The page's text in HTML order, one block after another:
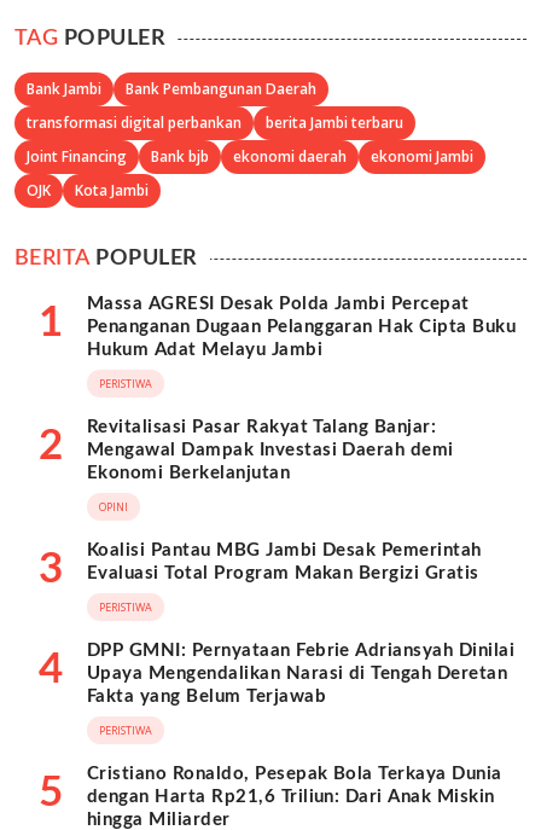
TAG POPULER
Bank Jambi
Bank Pembangunan Daerah
transformasi digital perbankan
berita Jambi terbaru
Joint Financing
Bank bjb ekonomi daerah
ekonomi Jambi
OJK
Kota Jambi
BERITAPOPULER
1
Massa AGRESI Desak Polda Jambi Percepat
Penanganan Dugaan Pelanggaran Hak Cipta Buku
Hukum Adat Melayu Jambi
PERISTIWA
2
Revitalisasi Pasar Rakyat Talang Banjar:
Mengawal Dampak Investasi Daerah demi
Ekonomi Berkelanjutan
OPINI
3
Koalisi Pantau MBG Jambi Desak Pemerintah
Evaluasi Total Program Makan Bergizi Gratis
PERISTIWA
4
DPP GMNI: Pernyataan Febrie Adriansyah Dinilai
Upaya Mengendalikan Narasi di Tengah Deretan
Fakta yang Belum Terjawab
PERISTIWA
5
Cristiano Ronaldo, Pesepak Bola Terkaya Dunia
dengan Harta Rp21,6 Triliun: Dari Anak Miskin
hingga Miliarder